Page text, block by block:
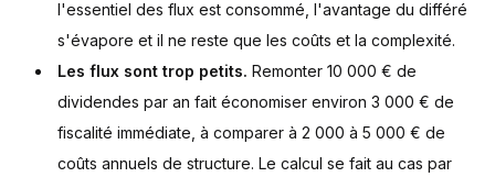
l'essentiel des flux est consommé, l'avantage du différé
s'évapore et il ne reste que les coûts et la complexité.
Les flux sont trop petits. Remonter 10 000 € de
dividendes par an fait économiser environ 3 000 € de
fiscalité immédiate, à comparer à 2 000 à 5 000 € de
coûts annuels de structure. Le calcul se fait au cas par